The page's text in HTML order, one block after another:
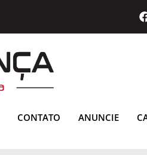
CONTATO ANUNCIE